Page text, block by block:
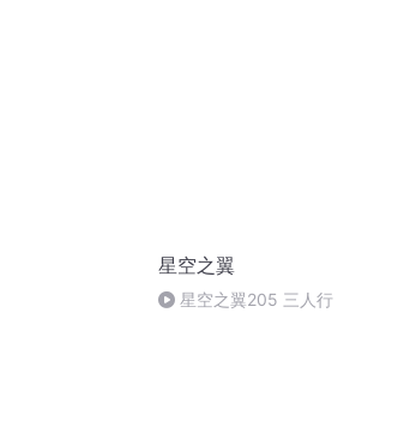
星空之翼
星空之翼205 三人行